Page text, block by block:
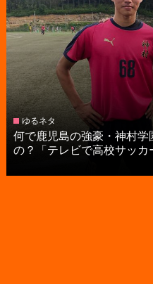
ゆるネタ
何で鹿児島の強豪・神村
の？「テレビで高校サッカ